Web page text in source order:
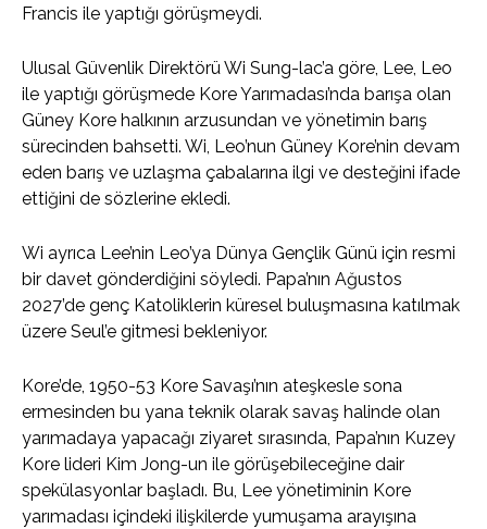
Francis ile yaptığı görüşmeydi.
Ulusal Güvenlik Direktörü Wi Sung-lac’a göre, Lee, Leo
ile yaptığı görüşmede Kore Yarımadası’nda barışa olan
Güney Kore halkının arzusundan ve yönetimin barış
sürecinden bahsetti. Wi, Leo’nun Güney Kore’nin devam
eden barış ve uzlaşma çabalarına ilgi ve desteğini ifade
ettiğini de sözlerine ekledi.
Wi ayrıca Lee’nin Leo’ya Dünya Gençlik Günü için resmi
bir davet gönderdiğini söyledi. Papa’nın Ağustos
2027’de genç Katoliklerin küresel buluşmasına katılmak
üzere Seul’e gitmesi bekleniyor.
Kore’de, 1950-53 Kore Savaşı’nın ateşkesle sona
ermesinden bu yana teknik olarak savaş halinde olan
yarımadaya yapacağı ziyaret sırasında, Papa’nın Kuzey
Kore lideri Kim Jong-un ile görüşebileceğine dair
spekülasyonlar başladı. Bu, Lee yönetiminin Kore
yarımadası içindeki ilişkilerde yumuşama arayışına